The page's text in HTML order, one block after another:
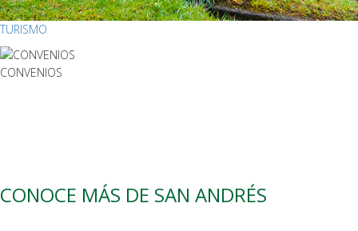
TURISMO
CONVENIOS
CONOCE MÁS DE SAN ANDRÉS